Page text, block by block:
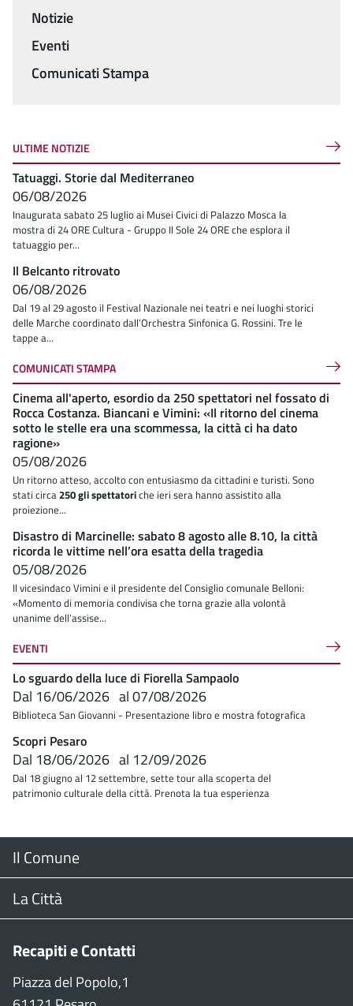
Menu
Notizie
Eventi
Comunicati Stampa
ULTIME NOTIZIE
Tatuaggi. Storie dal Mediterraneo
06/08/2026
Inaugurata sabato 25 luglio ai Musei Civici di Palazzo Mosca la
mostra di 24 ORE Cultura - Gruppo Il Sole 24 ORE che esplora il
tatuaggio per...
Il Belcanto ritrovato
06/08/2026
Dal 19 al 29 agosto il Festival Nazionale nei teatri e nei luoghi storici
delle Marche coordinato dall’Orchestra Sinfonica G. Rossini. Tre le
tappe a...
COMUNICATI STAMPA
Cinema all'aperto, esordio da 250 spettatori nel fossato di
Rocca Costanza. Biancani e Vimini: «Il ritorno del cinema
sotto le stelle era una scommessa, la città ci ha dato
ragione»
05/08/2026
Un ritorno atteso, accolto con entusiasmo da cittadini e turisti. Sono
stati circa250 gli spettatoriche ieri sera hanno assistito alla
proiezione...
Disastro di Marcinelle: sabato 8 agosto alle 8.10, la città
ricorda le vittime nell’ora esatta della tragedia
05/08/2026
Il vicesindaco Vimini e il presidente del Consiglio comunale Belloni:
«Momento di memoria condivisa che torna grazie alla volontà
unanime dell’assise...
EVENTI
Lo sguardo della luce di Fiorella Sampaolo
Dal 16/06/2026 al07/08/2026
Biblioteca San Giovanni - Presentazione libro e mostra fotografica
Scopri Pesaro
Dal 18/06/2026 al 12/09/2026
Dal 18 giugno al 12 settembre, sette tour alla scoperta del
patrimonio culturale della città. Prenota la tua esperienza
Menu
Footer
Il Comune
Il Sindaco
Consiglio Comunale
La Città
Web Cam
Stradario
Recapiti e Contatti
Piazza del Popolo,1